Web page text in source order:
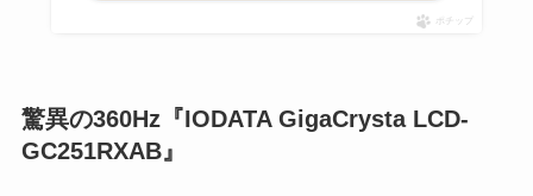
ポチップ
驚異の360Hz『IODATA GigaCrysta LCD-
GC251RXAB』